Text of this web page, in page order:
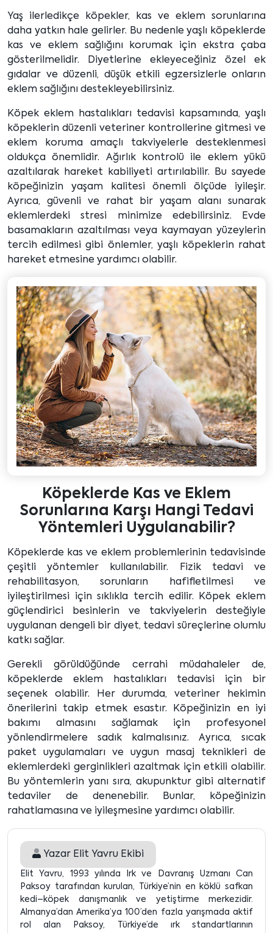
Yaş ilerledikçe köpekler, kas ve eklem sorunlarına
daha yatkın hale gelirler. Bu nedenle yaşlı köpeklerde
kas ve eklem sağlığını korumak için ekstra çaba
gösterilmelidir. Diyetlerine ekleyeceğiniz özel ek
gıdalar ve düzenli, düşük etkili egzersizlerle onların
eklem sağlığını destekleyebilirsiniz.
Köpek eklem hastalıkları tedavisi kapsamında, yaşlı
köpeklerin düzenli veteriner kontrollerine gitmesi ve
eklem koruma amaçlı takviyelerle desteklenmesi
oldukça önemlidir. Ağırlık kontrolü ile eklem yükü
azaltılarak hareket kabiliyeti artırılabilir. Bu sayede
köpeğinizin yaşam kalitesi önemli ölçüde iyileşir.
Ayrıca, güvenli ve rahat bir yaşam alanı sunarak
eklemlerdeki stresi minimize edebilirsiniz. Evde
basamakların azaltılması veya kaymayan yüzeylerin
tercih edilmesi gibi önlemler, yaşlı köpeklerin rahat
hareket etmesine yardımcı olabilir.
Köpeklerde Kas ve Eklem
Sorunlarına Karşı Hangi Tedavi
Yöntemleri Uygulanabilir?
Köpeklerde kas ve eklem problemlerinin tedavisinde
çeşitli yöntemler kullanılabilir. Fizik tedavi ve
rehabilitasyon, sorunların hafifletilmesi ve
iyileştirilmesi için sıklıkla tercih edilir. Köpek eklem
güçlendirici besinlerin ve takviyelerin desteğiyle
uygulanan dengeli bir diyet, tedavi süreçlerine olumlu
katkı sağlar.
Gerekli görüldüğünde cerrahi müdahaleler de,
köpeklerde eklem hastalıkları tedavisi için bir
seçenek olabilir. Her durumda, veteriner hekimin
önerilerini takip etmek esastır. Köpeğinizin en iyi
bakımı almasını sağlamak için profesyonel
yönlendirmelere sadık kalmalısınız. Ayrıca, sıcak
paket uygulamaları ve uygun masaj teknikleri de
eklemlerdeki gerginlikleri azaltmak için etkili olabilir.
Bu yöntemlerin yanı sıra, akupunktur gibi alternatif
tedaviler de denenebilir. Bunlar, köpeğinizin
rahatlamasına ve iyileşmesine yardımcı olabilir.
Yazar Elit Yavru Ekibi
Elit Yavru, 1993 yılında Irk ve Davranış Uzmanı Can
Paksoy tarafından kurulan, Türkiye’nin en köklü safkan
kedi–köpek danışmanlık ve yetiştirme merkezidir.
Almanya’dan Amerika’ya 100’den fazla yarışmada aktif
rol alan Paksoy, Türkiye’de ırk standartlarının